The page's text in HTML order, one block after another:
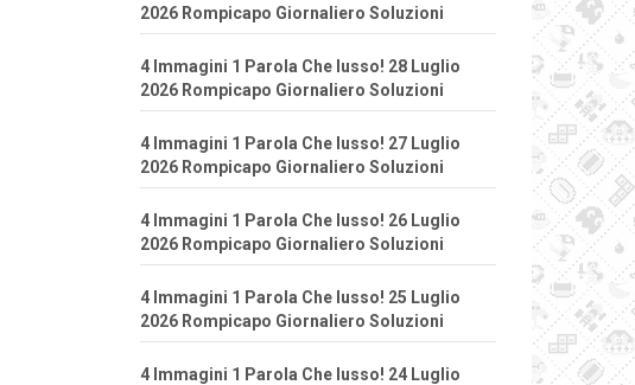
2026 Rompicapo Giornaliero Soluzioni
4 Immagini 1 Parola Che lusso! 28 Luglio
2026 Rompicapo Giornaliero Soluzioni
4 Immagini 1 Parola Che lusso! 27 Luglio
2026 Rompicapo Giornaliero Soluzioni
4 Immagini 1 Parola Che lusso! 26 Luglio
2026 Rompicapo Giornaliero Soluzioni
4 Immagini 1 Parola Che lusso! 25 Luglio
2026 Rompicapo Giornaliero Soluzioni
4 Immagini 1 Parola Che lusso! 24 Luglio